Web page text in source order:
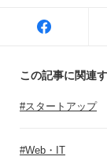
この記事に関連
スタートアップ
Web・IT